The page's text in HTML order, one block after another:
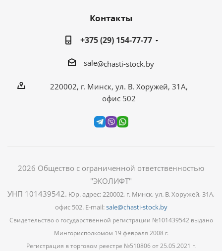
Контакты
+375 (29) 154-77-77
sale@chasti-stock.by
220002, г. Минск, ул. В. Хоружей, 31А,
офис 502
2026 Общество с ограниченной ответственностью
"ЭКОЛИФТ"
УНП 101439542. Юр. адрес: 220002, г. Минск, ул. В. Хоружей, 31А,
офис 502. E-mail:sale@chasti-stock.by
Свидетельство о государственной регистрации №101439542 выдано
Мингорисполкомом 19 февраля 2008 г.
Регистрация в торговом реестре №510806 от 25.05.2021 г.